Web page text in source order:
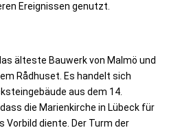
Ereignissen genutzt.
älteste Bauwerk von Malmö und
Rådhuset. Es handelt sich
aus dem 14.
die Marienkirche in Lübeck für
Vorbild diente. Der Turm der